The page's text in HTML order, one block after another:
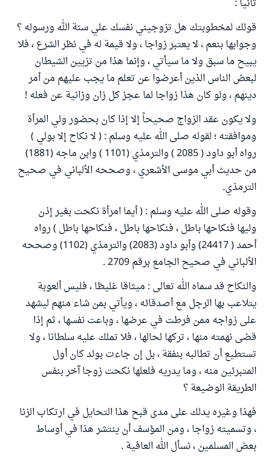
ثانيا :
قولك لمخطوبتك هل تزوجيني نفسك علي سنة الله ورسوله ؟
وجوابها بنعم ، لا يعتبر زواجا ، ولا قيمة له في نظر الشرع ، فلا
يبيح ما سبق ولا ما سيأتي ، وإنما هذا من تزيين الشيطان
لبعض الناس الذين أعرضوا عن تعلم ما يجب عليهم من أمر
دينهم ، ولو كان هذا زواجا لما عجز كل زان وزانية عن فعله !
ولا يكون عقد الزواج صحيحاً إلا إذا كان بحضور ولي المرأة
وموافقته ؛ لقوله صلى الله عليه وسلم : ( لا نكاح إلا بولي )
رواه أبو داود ( 2085 ) والترمذي (1101 ) وابن ماجه (1881)
من حديث أبي موسى الأشعري ، وصححه الألباني في صحيح
الترمذي.
وقوله صلى الله عليه وسلم : ( أيما امرأة نكحت بغير إذن
وليها فنكاحها باطل ، فنكاحها باطل ، فنكاحها باطل ) رواه
أحمد ( 24417) وأبو داود (2083) والترمذي (1102) وصححه
الألباني في صحيح الجامع برقم 2709 .
والنكاح قد سماه الله تعالى : ميثاقا غليظا ، فليس ألعوبة
يتلاعب بها الرجل مع أصدقائه ، ويأتي بمن شاء منهم ليشهد
على زواجه ممن فرطت في عرضها ، وباعت نفسها ، ثم إذا
قضى نهمته منها ، تركها لحالها ، فلا تملك عليه سلطانا ، ولا
تستطيع أن تطالبه بنفقة ، بل إن جاءت بولد كان أول
المتبرئين منه ، وما يدريه فلعلها نكحت زوجا آخر بنفس
الطريقة الوضيعة ؟
فهذا وغيره يدلك على مدى قبح هذا التحايل في ارتكاب الزنا
، وتسميته زواجا ، ومن المؤسف أن ينتشر هذا في أوساط
بعض المسلمين ، نسأل الله العافية .